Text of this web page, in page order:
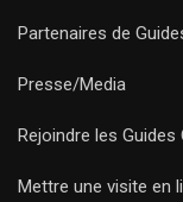
Partenaires de
Presse/Media
Rejoindre les Guides
Mettre une visite en